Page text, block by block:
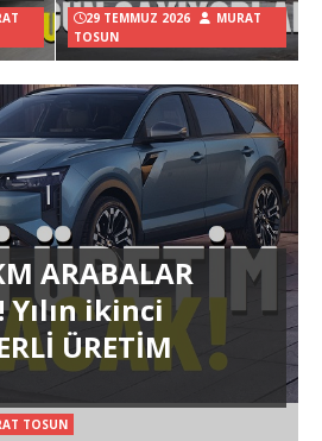
29 TEMMUZ 2026
MURAT
TOSUN
ARABALAR
Yılın ikinci
ÜRETİM
TOSUN